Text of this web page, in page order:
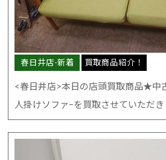
春日井店-新着 買取商品紹介！
<春日井店>本日の店頭買取商品★
人掛けソファｰを買取させていただ